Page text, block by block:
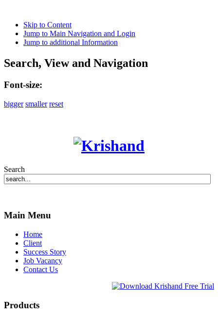
Skip to Content
Jump to Main Navigation and Login
Jump to additional Information
Search, View and Navigation
Font-size:
bigger smaller reset
Search
Main Menu
Home
Client
Success Story
Job Vacancy
Contact Us
Products